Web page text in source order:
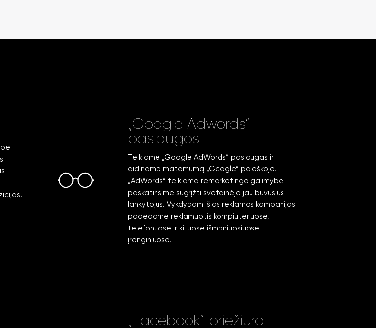
„Google Adwords“
paslaugos
Teikiame „Google AdWords“ paslaugas ir
didiname matomumą „Google“ paieškoje.
„AdWords“ teikiama remarketingo galimybe
paskatinsime sugrįžti svetainėje jau buvusius
lankytojus. Vykdydami šias reklamos kampanijas
padedame reklamuotis kompiuteriuose,
telefonuose ir kituose išmaniuosiuose
įrenginiuose.
„Facebook“ priežiūra